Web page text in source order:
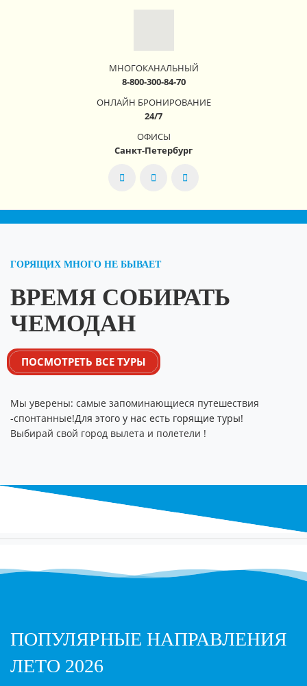
МНОГОКАНАЛЬНЫЙ
8-800-300-84-70
ОНЛАЙН БРОНИРОВАНИЕ
24/7
ОФИСЫ
Санкт-Петербург
ГОРЯЩИХ МНОГО НЕ БЫВАЕТ
ВРЕМЯ СОБИРАТЬ
ЧЕМОДАН
ПОСМОТРЕТЬ ВСЕ ТУРЫ
Мы уверены: самые запоминающиеся путешествия
-спонтанные!Для этого у нас есть горящие туры!
Выбирай свой город вылета и полетели !
ПОПУЛЯРНЫЕ НАПРАВЛЕНИЯ
ЛЕТО 2026